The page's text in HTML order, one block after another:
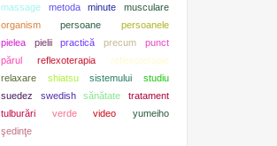
massage
metoda minute
musculare
organism
persoane
persoanele
pielea
pielii practică precum
punct
părul
reflexoterapia
reflexoterapie
relaxare
shiatsu sistemului
studiu
suedez
swedish sănătate
tratament
tulburări
verde video
yumeiho
şedinţe